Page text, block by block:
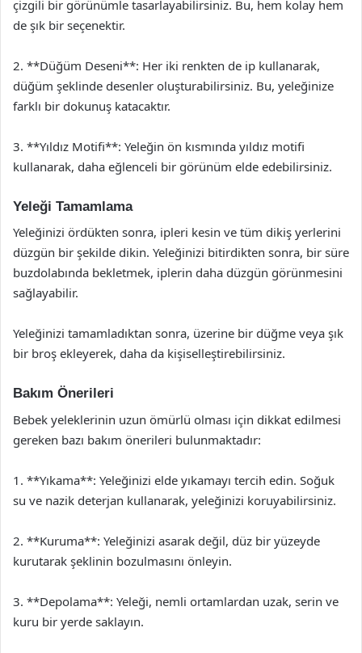
çizgili bir görünümle tasarlayabilirsiniz. Bu, hem kolay hem
de şık bir seçenektir.
2. **Düğüm Deseni**: Her iki renkten de ip kullanarak,
düğüm şeklinde desenler oluşturabilirsiniz. Bu, yeleğinize
farklı bir dokunuş katacaktır.
3. **Yıldız Motifi**: Yeleğin ön kısmında yıldız motifi
kullanarak, daha eğlenceli bir görünüm elde edebilirsiniz.
Yeleği Tamamlama
Yeleğinizi ördükten sonra, ipleri kesin ve tüm dikiş yerlerini
düzgün bir şekilde dikin. Yeleğinizi bitirdikten sonra, bir süre
buzdolabında bekletmek, iplerin daha düzgün görünmesini
sağlayabilir.
Yeleğinizi tamamladıktan sonra, üzerine bir düğme veya şık
bir broş ekleyerek, daha da kişiselleştirebilirsiniz.
Bakım Önerileri
Bebek yeleklerinin uzun ömürlü olması için dikkat edilmesi
gereken bazı bakım önerileri bulunmaktadır:
1. **Yıkama**: Yeleğinizi elde yıkamayı tercih edin. Soğuk
su ve nazik deterjan kullanarak, yeleğinizi koruyabilirsiniz.
2. **Kuruma**: Yeleğinizi asarak değil, düz bir yüzeyde
kurutarak şeklinin bozulmasını önleyin.
3. **Depolama**: Yeleği, nemli ortamlardan uzak, serin ve
kuru bir yerde saklayın.